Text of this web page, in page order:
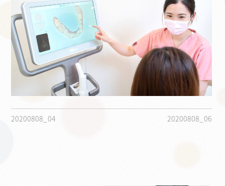
20200808_04 20200808_06